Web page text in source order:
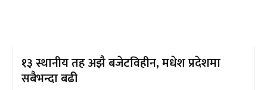
१३ स्थानीय तह अझै बजेटविहीन, मधेश प्रदेशमा
सबैभन्दा बढी